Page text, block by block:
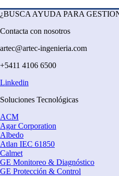
¿BUSCA AYUDA PARA
Contacta con nosotros
artec@artec-ingenieria.com
+5411 4106 6500
Linkedin
Soluciones Tecnológicas
ACM
Agar Corporation
Albedo
Atlan IEC 61850
Calmet
GE Monitoreo & Diagnóstico
GE Protección & Control